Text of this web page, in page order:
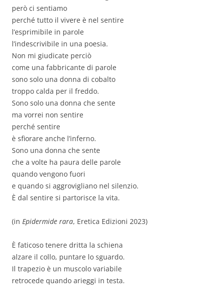
però ci sentiamo
perché tutto il vivere è nel sentire
l’esprimibile in parole
l’indescrivibile in una poesia.
Non mi giudicate perciò
come una fabbricante di parole
sono solo una donna di cobalto
troppo calda per il freddo.
Sono solo una donna che sente
ma vorrei non sentire
perché sentire
è sfiorare anche l’inferno.
Sono una donna che sente
che a volte ha paura delle parole
quando vengono fuori
e quando si aggrovigliano nel silenzio.
È dal sentire si partorisce la vita.
(in Epidermide rara, Eretica Edizioni 2023)
È faticoso tenere dritta la schiena
alzare il collo, puntare lo sguardo.
Il trapezio è un muscolo variabile
retrocede quando arieggi in testa.